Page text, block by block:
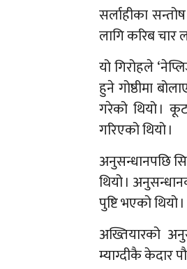
सर्लाहीका
लागि करिब चार
यो गिरोहले
हुने गोष्ठीमा
गरेको थियो ।
गरिएको थियो ।
अनुसन्धानपछि
थियो ।
पुष्टि भएको थियो ।
अख्तियारको
म्याग्दीकै केदार